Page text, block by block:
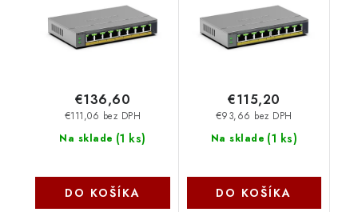
NetGear
Na sklade (1 ks)
€111,06 bez DPH
€136,60
DO KOŠÍKA
NetGear
Na sklade (1 ks)
€93,66 bez DPH
€115,20
DO KOŠÍKA